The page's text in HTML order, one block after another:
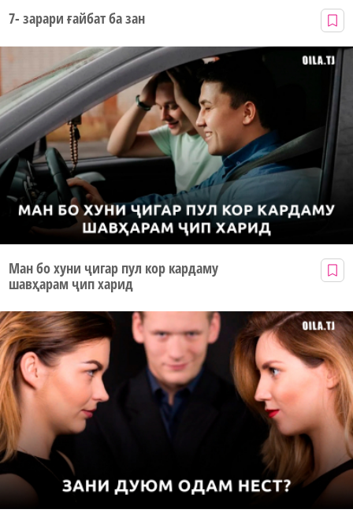
7- зарари ғайбат ба зан
Ман бо хуни ҷигар пул кор кардаму
шавҳарам ҷип харид